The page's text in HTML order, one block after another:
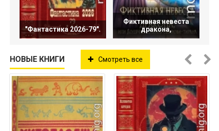
"Фантастика 2026-79".
Фиктивная невеста
дракона,
НОВЫЕ КНИГИ Смотреть все